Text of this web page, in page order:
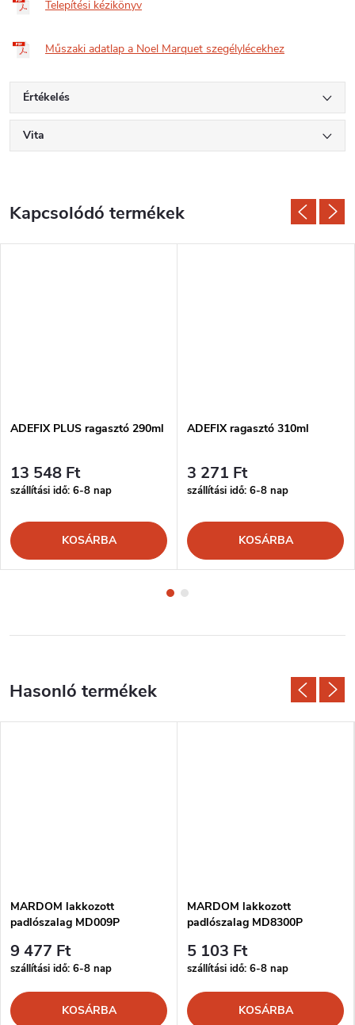
Telepítési kézikönyv
Műszaki adatlap a Noel Marquet szegélylécekhez
Értékelés
Vita
Kapcsolódó termékek
ADEFIX PLUS ragasztó 290ml
13 548 Ft
szállítási idő: 6-8 nap
KOSÁRBA
ADEFIX ragasztó 310ml
3 271 Ft
szállítási idő: 6-8 nap
KOSÁRBA
MARDOM lakkozott
padlószalag MD009P
9 477 Ft
szállítási idő: 6-8 nap
KOSÁRBA
MARDOM lakkozott
padlószalag MD8300P
5 103 Ft
szállítási idő: 6-8 nap
KOSÁRBA